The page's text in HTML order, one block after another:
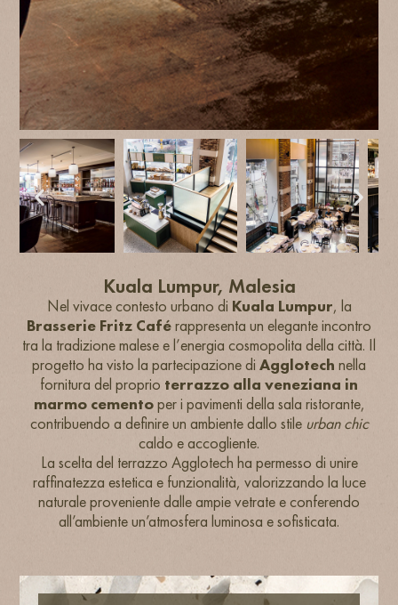
Kuala Lumpur, Malesia
Nel vivace contesto urbano di Kuala Lumpur, la
Brasserie Fritz Caférappresenta un elegante incontro
tra la tradizione malese e l’energia cosmopolita della città. Il
progetto ha visto la partecipazione di Agglotech nella
fornitura del proprio terrazzo alla veneziana in
marmo cementoper i pavimenti della sala ristorante,
contribuendo a definire un ambiente dallo stile urban chic
caldo e accogliente.
La scelta del terrazzo Agglotech ha permesso di unire
raffinatezza estetica e funzionalità, valorizzando la luce
naturale proveniente dalle ampie vetrate e conferendo
all’ambiente un’atmosfera luminosa e sofisticata.